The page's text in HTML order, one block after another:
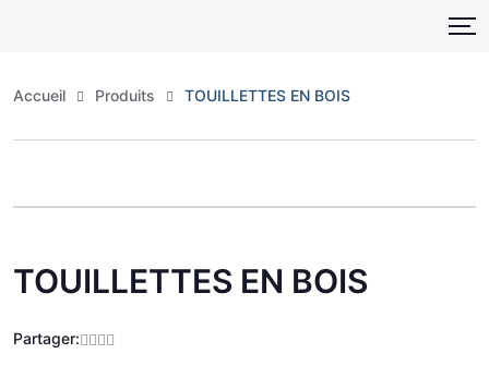
Accueil Produits TOUILLETTES EN BOIS
TOUILLETTES EN BOIS
Partager: